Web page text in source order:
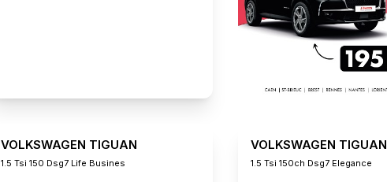
VOLKSWAGEN TIGUAN
1.5 Tsi 150 Dsg7 Life Busines
VOLKSWAGEN TIGUAN
1.5 Tsi 150ch Dsg7 Elegance